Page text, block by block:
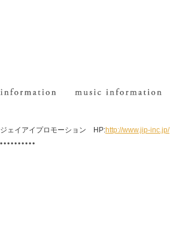
ジェイアイプロモーション HP:http://www.jip-inc.jp/